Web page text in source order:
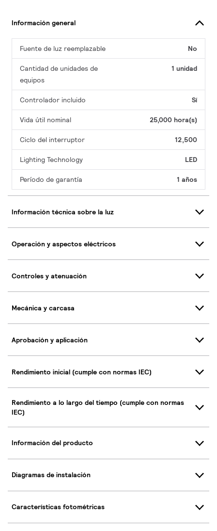
Información general
Fuente de luz reemplazable No
Cantidad de unidades de
equipos
1 unidad
Controlador incluido Sí
Vida útil nominal 25,000 hora(s)
Ciclo del interruptor 12,500
Lighting Technology LED
Período de garantía 1 años
Información técnica sobre la luz
Operación y aspectos eléctricos
Controles y atenuación
Mecánica y carcasa
Aprobación y aplicación
Rendimiento inicial (cumple con normas IEC)
Rendimiento a lo largo del tiempo (cumple con normas
IEC)
Información del producto
Diagramas de instalación
Características fotométricas